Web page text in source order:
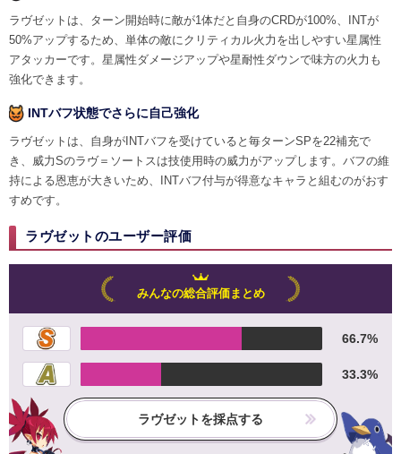
ラヴゼットは、ターン開始時に敵が1体だと自身のCRDが100%、INTが
50%アップするため、単体の敵にクリティカル火力を出しやすい星属性
アタッカーです。星属性ダメージアップや星耐性ダウンで味方の火力も
強化できます。
INTバフ状態でさらに自己強化
ラヴゼットは、自身がINTバフを受けていると毎ターンSPを22補充で
き、威力Sのラヴ＝ソートスは技使用時の威力がアップします。バフの維
持による恩恵が大きいため、INTバフ付与が得意なキャラと組むのがおす
すめです。
ラヴゼットのユーザー評価
みんなの総合評価まとめ
66.7%
33.3%
ラヴゼットを採点する